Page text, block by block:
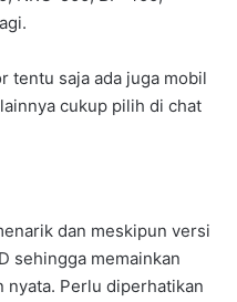
tentu saja ada juga mobil
cukup pilih di chat
dan meskipun versi
sehingga memainkan
nyata. Perlu diperhatikan